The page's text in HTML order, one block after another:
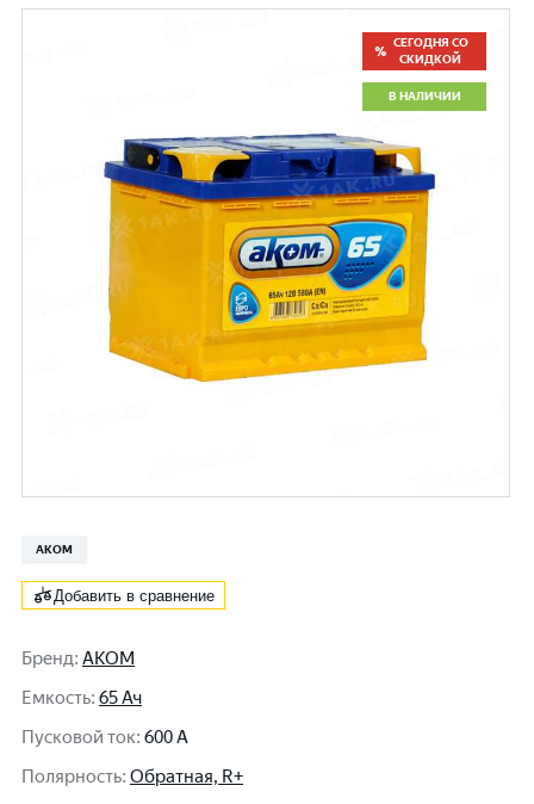
СЕГОДНЯ СО
СКИДКОЙ
В НАЛИЧИИ
АКОМ
Добавить в сравнение
Бренд: АКОМ
Емкость: 65 Ач
Пусковой ток: 600 A
Полярность: Обратная, R+